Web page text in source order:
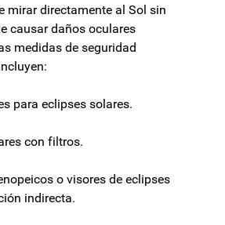
mirar directamente al Sol sin
causar daños oculares
medidas de seguridad
para eclipses solares.
con filtros.
o visores de eclipses
indirecta.